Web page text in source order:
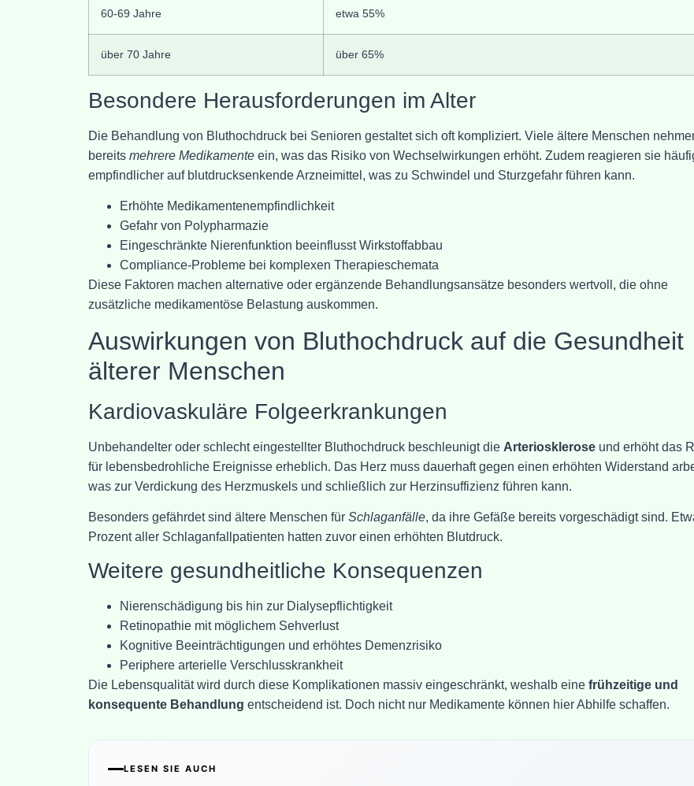
60-69 Jahre etwa 55%
über 70 Jahre über 65%
Besondere Herausforderungen im Alter
Die Behandlung von Bluthochdruck bei Senioren gestaltet sich oft kompliziert. Viele ältere Menschen
bereits mehrere Medikamente ein, was das Risiko von Wechselwirkungen erhöht. Zudem reagieren sie
empfindlicher auf blutdrucksenkende Arzneimittel, was zu Schwindel und Sturzgefahr führen kann.
Erhöhte Medikamentenempfindlichkeit
Gefahr von Polypharmazie
Eingeschränkte Nierenfunktion beeinflusst Wirkstoffabbau
Compliance-Probleme bei komplexen Therapieschemata
Diese Faktoren machen alternative oder ergänzende Behandlungsansätze besonders wertvoll, die ohne
zusätzliche medikamentöse Belastung auskommen.
Auswirkungen von Bluthochdruck auf die Gesundheit
älterer Menschen
Kardiovaskuläre Folgeerkrankungen
Unbehandelter oder schlecht eingestellter Bluthochdruck beschleunigt die Arteriosklerose und erhöht das
für lebensbedrohliche Ereignisse erheblich. Das Herz muss dauerhaft gegen einen erhöhten Widerstand
was zur Verdickung des Herzmuskels und schließlich zur Herzinsuffizienz führen kann.
Besonders gefährdet sind ältere Menschen für Schlaganfälle, da ihre Gefäße bereits vorgeschädigt sind.
Prozent aller Schlaganfallpatienten hatten zuvor einen erhöhten Blutdruck.
Weitere gesundheitliche Konsequenzen
Nierenschädigung bis hin zur Dialysepflichtigkeit
Retinopathie mit möglichem Sehverlust
Kognitive Beeinträchtigungen und erhöhtes Demenzrisiko
Periphere arterielle Verschlusskrankheit
Die Lebensqualität wird durch diese Komplikationen massiv eingeschränkt, weshalb eine frühzeitige und
konsequente Behandlung entscheidend ist. Doch nicht nur Medikamente können hier Abhilfe schaffen.
LESEN SIE AUCH